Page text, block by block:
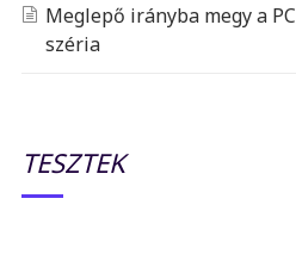
Meglepő irányba megy a
széria
TESZTEK